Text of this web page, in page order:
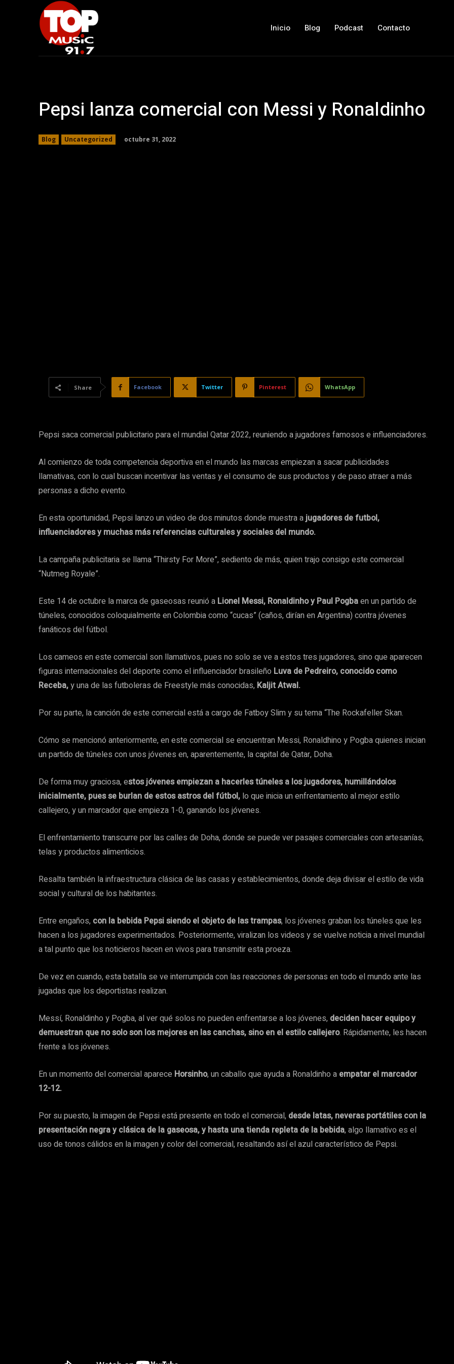
Inicio Blog Podcast Contacto
Pepsi lanza comercial con Messi y Ronaldinho
Blog Uncategorized octubre 31, 2022
Share Facebook Twitter Pinterest WhatsApp
Pepsi saca comercial publicitario para el mundial Qatar 2022, reuniendo a jugadores famosos e influenciadores.
Al comienzo de toda competencia deportiva en el mundo las marcas empiezan a sacar publicidades
llamativas, con lo cual buscan incentivar las ventas y el consumo de sus productos y de paso atraer a más
personas a dicho evento.
En esta oportunidad, Pepsi lanzo un video de dos minutos donde muestra ajugadores de futbol,
influenciadores y muchas más referencias culturales y sociales del mundo.
La campaña publicitaria se llama “Thirsty For More”, sediento de más, quien trajo consigo este comercial
“Nutmeg Royale”.
Este 14 de octubre la marca de gaseosas reunió a Lionel Messi, Ronaldinho y Paul Pogbaen un partido de
túneles, conocidos coloquialmente en Colombia como “cucas” (caños, dirían en Argentina) contra jóvenes
fanáticos del fútbol.
Los cameos en este comercial son llamativos, pues no solo se ve a estos tres jugadores, sino que aparecen
figuras internacionales del deporte como el influenciador brasileño Luva de Pedreiro, conocido como
Receba,y una de las futboleras de Freestyle más conocidas, Kaljit Atwal.
Por su parte, la canción de este comercial está a cargo de Fatboy Slim y su tema “The Rockafeller Skan.
Cómo se mencionó anteriormente, en este comercial se encuentran Messi, Ronaldhino y Pogba quienes inician
un partido de túneles con unos jóvenes en, aparentemente, la capital de Qatar, Doha.
De forma muy graciosa, estos jóvenes empiezan a hacerles túneles a los jugadores, humillándolos
inicialmente, pues se burlan de estos astros del fútbol, lo que inicia un enfrentamiento al mejor estilo
callejero, y un marcador que empieza 1-0, ganando los jóvenes.
El enfrentamiento transcurre por las calles de Doha, donde se puede ver pasajes comerciales con artesanías,
telas y productos alimenticios.
Resalta también la infraestructura clásica de las casas y establecimientos, donde deja divisar el estilo de vida
social y cultural de los habitantes.
Entre engaños, con la bebida Pepsi siendo el objeto de las trampas, los jóvenes graban los túneles que les
hacen a los jugadores experimentados. Posteriormente, viralizan los videos y se vuelve noticia a nivel mundial
a tal punto que los noticieros hacen en vivos para transmitir esta proeza.
De vez en cuando, esta batalla se ve interrumpida con las reacciones de personas en todo el mundo ante las
jugadas que los deportistas realizan.
Messí, Ronaldinho y Pogba, al ver qué solos no pueden enfrentarse a los jóvenes, deciden hacer equipo y
demuestran que no solo son los mejores en las canchas, sino en el estilo callejero. Rápidamente, les hacen
frente a los jóvenes.
En un momento del comercial aparece Horsinho, un caballo que ayuda a Ronaldinho a empatar el marcador
12-12.
Por su puesto, la imagen de Pepsi está presente en todo el comercial, desde latas, neveras portátiles con la
presentación negra y clásica de la gaseosa, y hasta una tienda repleta de la bebida, algo llamativo es el
uso de tonos cálidos en la imagen y color del comercial, resaltando así el azul característico de Pepsi.